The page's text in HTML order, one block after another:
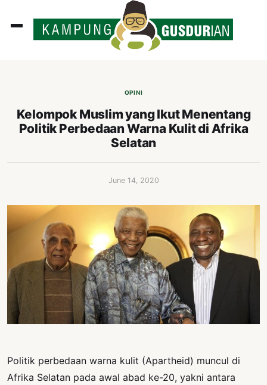
OPINI
Kelompok Muslim yang Ikut Menentang
Politik Perbedaan Warna Kulit di Afrika
Selatan
June 14, 2020
Politik perbedaan warna kulit (Apartheid) muncul di
Afrika Selatan pada awal abad ke-20, yakni antara